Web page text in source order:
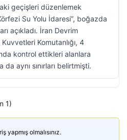
geçişleri düzenlemek
Su Yolu İdaresi”, boğazda
açıkladı. İran Devrim
Komutanlığı, 4
kontrol ettikleri alanlara
da aynı sınırları belirtmişti.
1)
yapmış olmalısınız.